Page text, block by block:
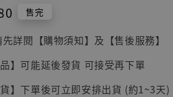
售完
詳閱【購物須知】及【售後服務】
】可能延後發貨 可接受再下單
】下單後可立即安排出貨 (約1~3天)